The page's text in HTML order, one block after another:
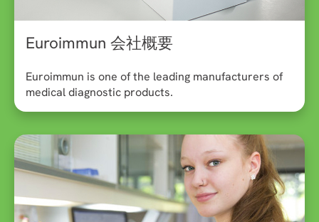
Euroimmun 会社概要
Euroimmun is one of the leading manufacturers of
medical diagnostic products.